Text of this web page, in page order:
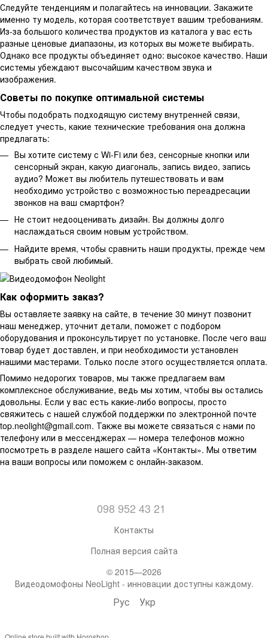
Следуйте тенденциям и полагайтесь на инновации. Закажите
именно ту модель, которая соответствует вашим требованиям.
Из-за большого количества продуктов из каталога у вас есть
разные ценовые диапазоны, из которых вы можете выбирать.
Однако все продукты объединяет одно: высокое качество. Наши
системы убеждают высочайшим качеством звука и
изображения.
Советы по покупке оптимальной системы
Чтобы подобрать подходящую систему внутренней связи,
следует учесть, какие технические требования она должна
предлагать:
Вы хотите систему с Wi-Fi или без, сенсорные кнопки или
сенсорный экран, какую диагональ, запись видео, запись
аудио? Может вы любитель путешествовать и вам
необходимо устройство с возможностью переадресации
звонков на ваш смартфон?
Не стоит недооценивать дизайн. Вы должны долго
наслаждаться своим новым устройством.
Найдите время, чтобы сравнить наши продукты, прежде чем
выбрать свой любимый.
Как оформить заказ?
Вы оставляете заявку на сайте, в течение 30 минут позвонит
наш менеджер, уточнит детали, поможет с подбором
оборудования и проконсультирует по установке. После чего ваш
товар будет доставлен, и при необходимости установлен
нашими мастерами. Только после этого осуществляется оплата.
Помимо недорогих товаров, мы также предлагаем вам
комплексное обслуживание, ведь мы хотим, чтобы вы остались
довольны. Если у вас есть какие-либо вопросы, просто
свяжитесь с нашей службой поддержки по электронной почте
top.neolight@gmail.com. Также вы можете связаться с нами по
телефону или в мессенджерах — номера телефонов можно
посмотреть в разделе нашего сайта «Контакты». Мы ответим
на ваши вопросы или поможем с онлайн-заказом.
098 952 43 21
Контакты
Полная версия сайта
© 2015—2026
Видеодомофоны NeoLight - инновации доступны каждому.
Рус Укр